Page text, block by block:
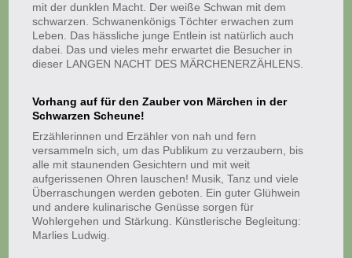
mit der dunklen Macht. Der weiße Schwan mit dem
schwarzen. Schwanenkönigs Töchter erwachen zum
Leben. Das hässliche junge Entlein ist natürlich auch
dabei. Das und vieles mehr erwartet die Besucher in
dieser LANGEN NACHT DES MÄRCHENERZÄHLENS.
Vorhang auf für den Zauber von Märchen in der
Schwarzen Scheune!
Erzählerinnen und Erzähler von nah und fern
versammeln sich, um das Publikum zu verzaubern, bis
alle mit staunenden Gesichtern und mit weit
aufgerissenen Ohren lauschen! Musik, Tanz und viele
Überraschungen werden geboten. Ein guter Glühwein
und andere kulinarische Genüsse sorgen für
Wohlergehen und Stärkung. Künstlerische Begleitung:
Marlies Ludwig.